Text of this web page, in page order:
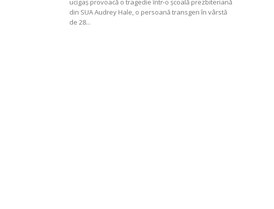
ucigaș provoacă o tragedie într-o școală prezbiteriană
din SUA Audrey Hale, o persoană transgen în vârstă
de 28...